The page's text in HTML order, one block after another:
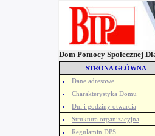
Dom Pomocy Społecznej
STRONA GŁÓWNA
Dane adresowe
Charakterystyka Domu
Dni i godziny otwarcia
Struktura organizacyjna
Regulamin DPS